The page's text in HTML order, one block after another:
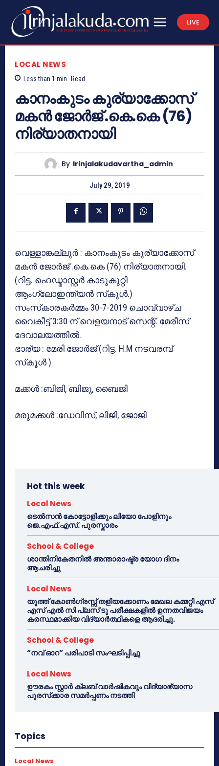
LIVE
LOCAL NEWS
Less than 1 min. Read
കാനംകുടം കുര്യാക്കോസ്
മകന്‍ ജോര്‍ജ് .കെ.കെ (76)
നിര്യാതനായി
By Irinjalakudavartha_admin
July 29, 2019
വെള്ളാങ്കല്ലൂര്‍ : കാനംകുടം കുര്യാക്കോസ്
മകന്‍ ജോര്‍ജ് .കെ.കെ (76) നിര്യാതനായി.
(റിട്ട. ഹെഡ്മാസ്റ്റര്‍ കാടുകുറ്റി
ആംഗ്ലോഇന്ത്യന്‍ സ്‌കൂള്‍.)
സംസ്‌കാരകര്‍മ്മം 30-7-2019 ചൊവ്വാഴ്ച
വൈകീട്ട് 3:30 ന് വെളയനാട് സെന്റ്. മേരീസ്
ദേവാലയത്തില്‍.
ഭാര്യ : മേരി ജോര്‍ജ് (റിട്ട. H.M നടവരമ്പ്
സ്‌കൂള്‍ )
മക്കള്‍ :ബിജി, ബിജു, ബൈജി
മരുമക്കള്‍ :ഡേവിസ്, ലിജി, ജോജി
Hot this week
Local News
ടെൽസൻ കോട്ടോളിക്കും ലിയോ പോളിനും
ജെ.എഫ്.എസ്. പുരസ്കാരം
School & College
ശാന്തിനികേതനിൽ അന്താരാഷ്ട്ര യോഗ ദിനം
ആചരിച്ചു
Local News
യൂത്ത് കോൺഗ്രസ്സ് തളിയക്കോണം മേഖല കമ്മറ്റി എസ്
എസ് എൽ സി പ്ലസ് ടു പരീക്ഷകളിൽ ഉന്നതവിജയം
കരസ്ഥമാക്കിയ വിദ്യാർത്ഥികളെ ആദരിച്ചു.
School & College
“നവ് ഓറ” പരിപാടി സംഘടിപ്പിച്ചു
Local News
ഊരകം സ്റ്റാർ ക്ലബ് വാർഷികവും വിദ്യാഭ്യാസ
പുരസ്‌ക്കാര സമർപ്പണം നടത്തി
Topics
Local News